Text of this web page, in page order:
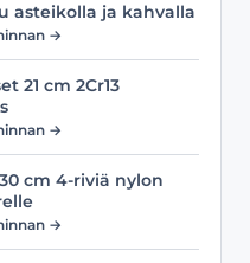
asteikolla ja kahvalla
→
21 cm 2Cr13
→
cm 4-riviä nylon
→